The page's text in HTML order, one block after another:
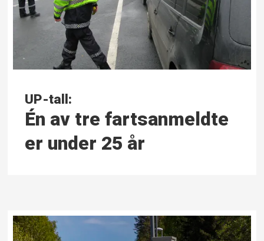
UP-tall:
Én av tre farts­anmeldte
er under 25 år